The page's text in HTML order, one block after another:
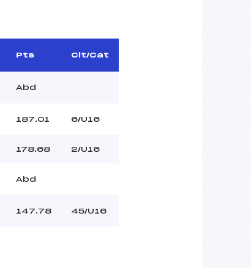
Pts Clt/Cat
Abd
187.01 6/U16
178.68 2/U16
Abd
147.78 45/U16